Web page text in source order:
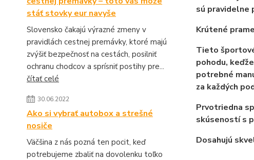
stáť stovky eur navyše
Slovensko čakajú výrazné zmeny v
pravidlách cestnej premávky, ktoré majú
zvýšiť bezpečnosť na cestách, posilniť
ochranu chodcov a sprísniť postihy pre...
čítať celé
30.06.2022
Ako si vybrať autobox a strešné
nosiče
Väčšina z nás pozná ten pocit, keď
potrebujeme zbaliť na dovolenku toľko
sú pravidelne
Krútené
Tieto
pohodu,
potrebné
za každých
Prvotriedna
skúseností s
Dosahujú